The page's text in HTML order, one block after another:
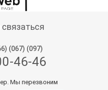
(067) (097)
46-46
Мы перезвоним